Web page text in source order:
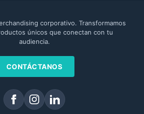
corporativo. Transformamos
únicos que conectan con tu
audiencia.
CONTÁCTANOS